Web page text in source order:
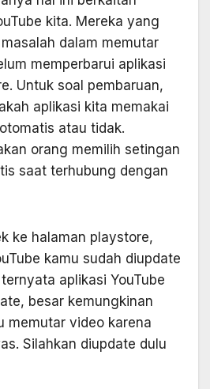
kita. Mereka yang
dalam memutar
memperbarui aplikasi
Untuk soal pembaruan,
aplikasi kita memakai
atau tidak.
orang memilih setingan
saat terhubung dengan
ke halaman playstore,
kamu sudah diupdate
aplikasi YouTube
besar kemungkinan
memutar video karena
Silahkan diupdate dulu